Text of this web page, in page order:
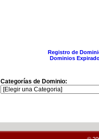
Registro de
Dominios
Categorías de Dominio: